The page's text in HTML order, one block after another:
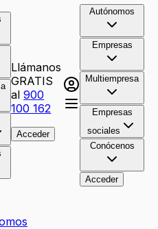
Llámanos
GRATIS
al900
100 162
Acceder
Autónomos
Empresas
Multiempresa
Empresas
sociales
Conócenos
Acceder